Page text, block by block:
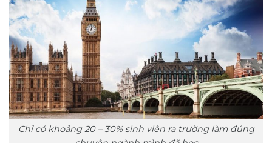
Chỉ có khoảng 20 – 30% sinh viên ra trường làm đúng